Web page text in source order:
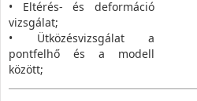
• Eltérés- és deformáció
vizsgálat;
• Ütközésvizsgálat a
pontfelhő és a modell
között;